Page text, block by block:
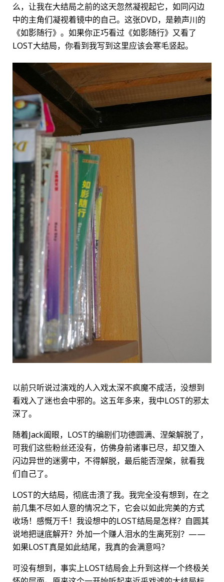
么，让我在大结局之前的这天忽然凝视起它，如同闪边
中的主角们凝视着镜中的自己。这张DVD，是赖声川的
《如影随行》。如果你正巧看过《如影随行》又看了
LOST大结局，你看到我写到这里应该会寒毛竖起。
以前只听说过演戏的人入戏太深不疯魔不成活，没想到
看戏入了迷也会中邪的。这五年多来，我中LOST的邪太
深了。
随着Jack阖眼，LOST的编剧们功德圆满、涅槃解脱了，
可我们这些粉丝还没有，仿佛身前诸事已尽，却又堕入
闪边异世的迷雾中，不得解脱，最后能否涅槃，就看我
们自己了。
LOST的大结局，彻底击溃了我。我完全没有想到，在之
前几集不尽如人意的情况之下，它会以如此完美的方式
收场！感慨万千！我设想中的LOST结局是怎样？自圆其
说地把谜底解开？外加一个赚人泪水的生离死别？——
如果LOST真是如此结尾，我真的会满意吗？
可没有想到，事实上LOST结局会上升到这样一个终极关